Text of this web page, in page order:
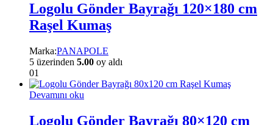
Logolu Gönder Bayrağı 120×180 cm
Raşel Kumaş
Marka:PANAPOLE
5 üzerinden 5.00 oy aldı
01
Devamını oku
Logolu Gönder Bayrağı 80×120 cm